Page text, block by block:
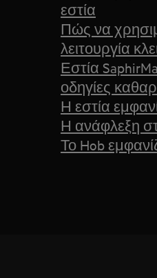
εστία
Πώς να
λειτουργία
Εστία
οδηγίες
Η εστία
Η ανάφλεξη
Το Hob